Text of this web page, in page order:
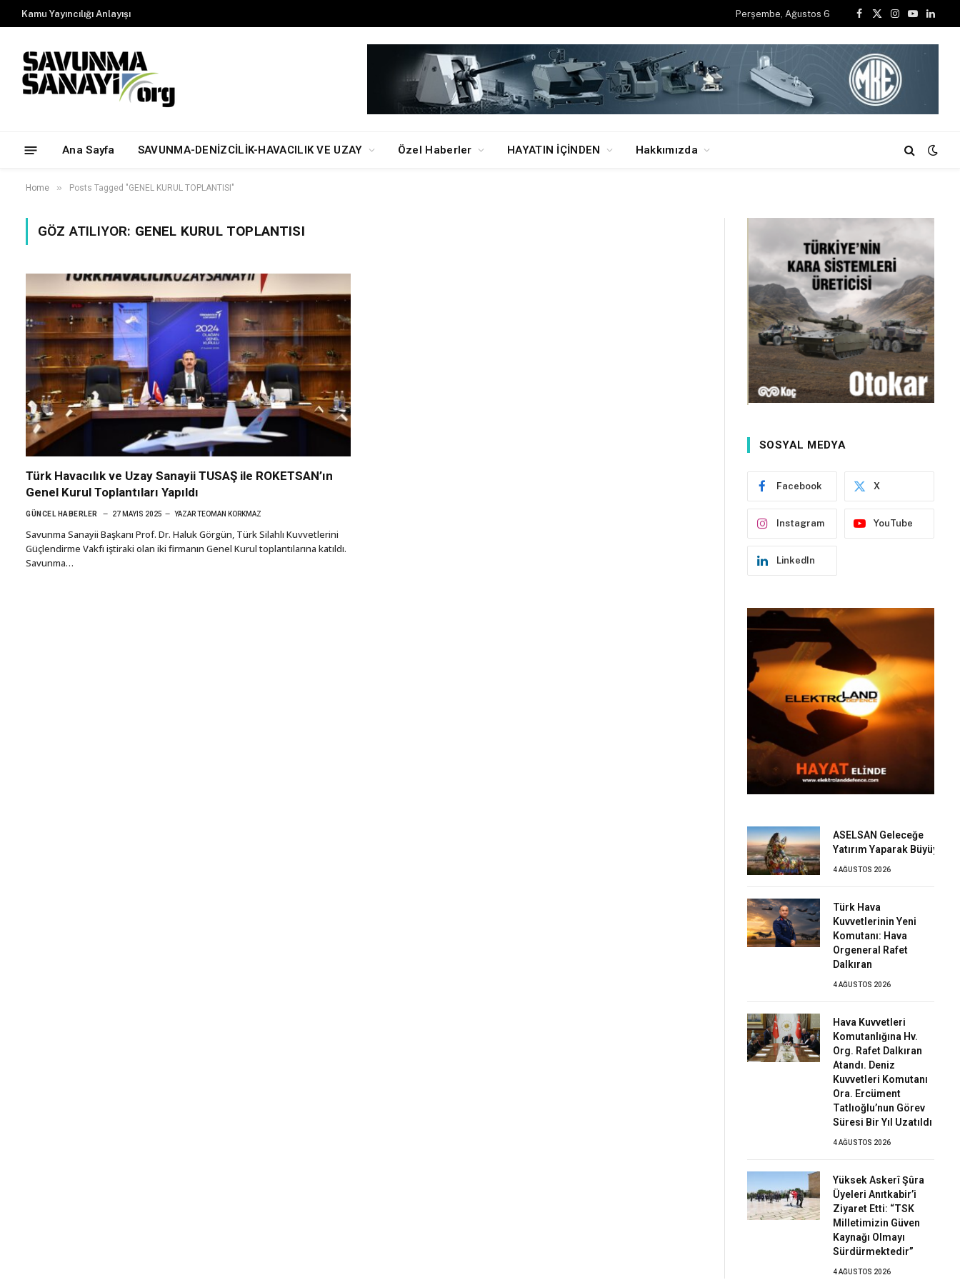
Kamu Yayıncılığı Anlayışı Perşembe, Ağustos 6
Facebook
X Instagram
YouTube
Ana Sayfa SAVUNMA-DENİZCİLİK-HAVACILIK VE UZAY Özel Haberler HAYATIN İÇİNDEN Hakkımızda
Home » Posts Tagged "GENEL KURUL TOPLANTISI"
GÖZ ATILIYOR: GENEL KURUL TOPLANTISI
Türk Havacılık ve Uzay Sanayii TUSAŞ ile ROKETSAN’ın
Genel Kurul Toplantıları Yapıldı
GÜNCEL HABERLER 27 MAYIS 2025 YAZAR TEOMAN KORKMAZ
Savunma Sanayii Başkanı Prof. Dr. Haluk Görgün, Türk Silahlı Kuvvetlerini
Güçlendirme Vakfı iştiraki olan iki firmanın Genel Kurul toplantılarına katıldı.
Savunma…
SOSYAL MEDYA
Facebook X
Instagram YouTube
LinkedIn
ASELSAN Geleceğe
Yatırım Yaparak Büyüyor
4 AĞUSTOS 2026
Türk Hava
Kuvvetlerinin Yeni
Komutanı: Hava
Orgeneral Rafet
Dalkıran
4 AĞUSTOS 2026
Hava Kuvvetleri
Komutanlığına Hv.
Org. Rafet Dalkıran
Atandı. Deniz
Kuvvetleri Komutanı
Ora. Ercüment
Tatlıoğlu’nun Görev
Süresi Bir Yıl Uzatıldı
4 AĞUSTOS 2026
Yüksek Askerî Şûra
Üyeleri Anıtkabir’i
Ziyaret Etti: “TSK
Milletimizin Güven
Kaynağı Olmayı
Sürdürmektedir”
4 AĞUSTOS 2026